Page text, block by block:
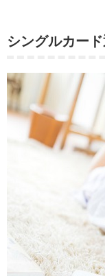
シングルカー